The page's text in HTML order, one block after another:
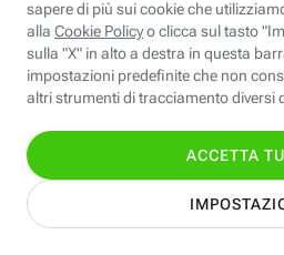
Iscriviti
all'area
personale
Per ricevere